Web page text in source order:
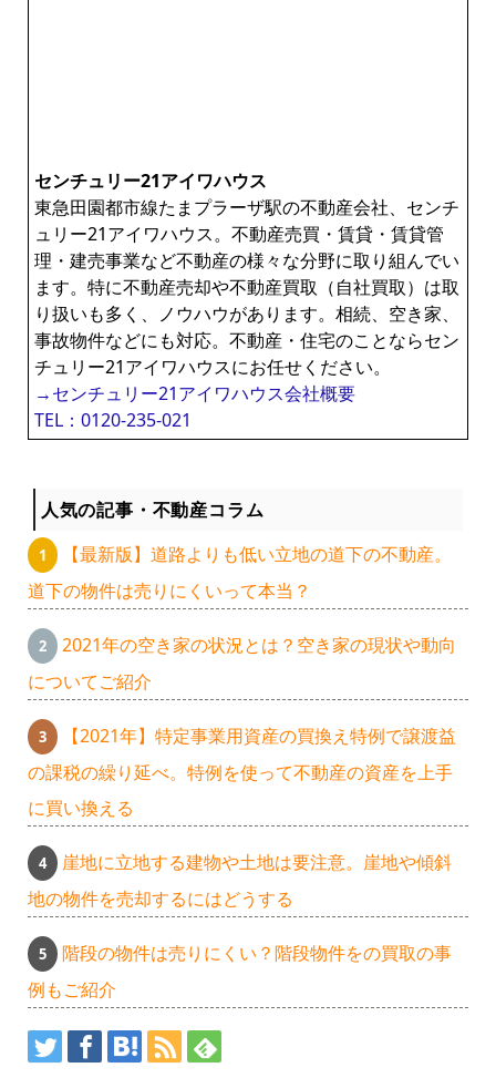
センチュリー21アイワハウス
東急田園都市線たまプラーザ駅の不動産会社、センチ
ュリー21アイワハウス。不動産売買・賃貸・賃貸管
理・建売事業など不動産の様々な分野に取り組んでい
ます。特に不動産売却や不動産買取（自社買取）は取
り扱いも多く、ノウハウがあります。相続、空き家、
事故物件などにも対応。不動産・住宅のことならセン
チュリー21アイワハウスにお任せください。
→センチュリー21アイワハウス会社概要
TEL：0120-235-021
人気の記事・不動産コラム
【最新版】道路よりも低い立地の道下の不動産。
道下の物件は売りにくいって本当？
2021年の空き家の状況とは？空き家の現状や動向
についてご紹介
【2021年】特定事業用資産の買換え特例で譲渡益
の課税の繰り延べ。特例を使って不動産の資産を上手
に買い換える
崖地に立地する建物や土地は要注意。崖地や傾斜
地の物件を売却するにはどうする
階段の物件は売りにくい？階段物件をの買取の事
例もご紹介